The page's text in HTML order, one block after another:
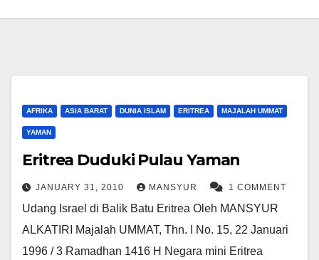
AFRIKA ASIA BARAT DUNIA ISLAM ERITREA MAJALAH UMMAT
YAMAN
Eritrea Duduki Pulau Yaman
JANUARY 31, 2010 MANSYUR 1 COMMENT
Udang Israel di Balik Batu Eritrea Oleh MANSYUR
ALKATIRI Majalah UMMAT, Thn. I No. 15, 22 Januari
1996 / 3 Ramadhan 1416 H Negara mini Eritrea